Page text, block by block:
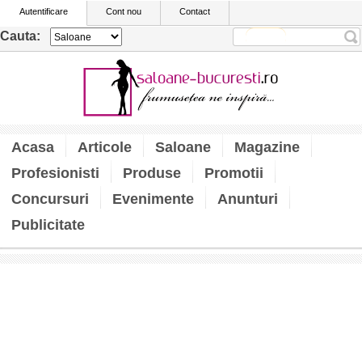
Autentificare Cont nou Contact
Cauta:
Acasa Articole Saloane
Magazine
Profesionisti
Produse
Promotii
Concursuri
Evenimente
Anunturi
Publicitate